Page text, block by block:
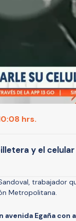
hrs.
y el
trabajador
Metropolitana.
Egaña con